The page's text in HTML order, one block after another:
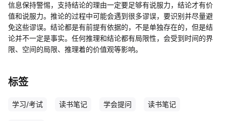
信息保持警惕，支持结论的理由一定要足够有说服力，结论才有价
值和说服力。推论的过程中可能会遇到很多谬误，要识别并尽量避
免这些谬误。结论都是有前提有依据的，不是单独存在的，但是结
论并不一定是事实。任何推理和结论都有局限性，会受到时间的界
限、空间的局限、推理着的价值观等影响。
标签
学习/考试 读书笔记 学会提问 读书笔记